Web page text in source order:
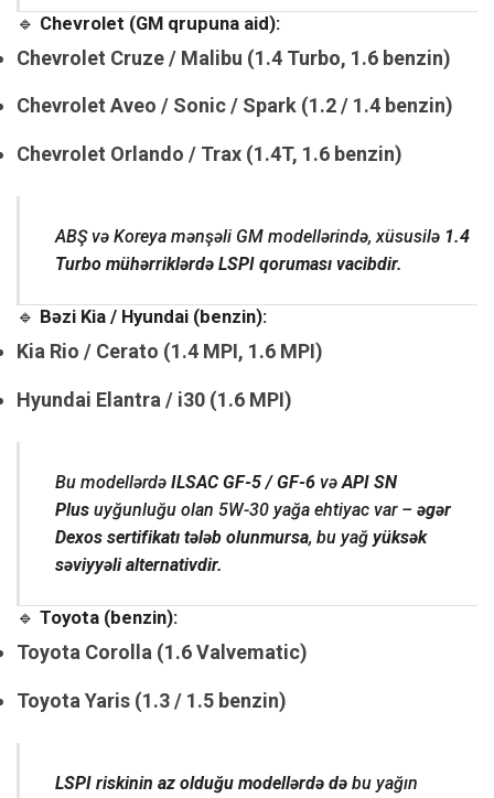
🔹 Chevrolet (GM qrupuna aid):
Chevrolet Cruze / Malibu (1.4 Turbo, 1.6 benzin)
Chevrolet Aveo / Sonic / Spark (1.2 / 1.4 benzin)
Chevrolet Orlando / Trax (1.4T, 1.6 benzin)
ABŞ və Koreya mənşəli GM modellərində, xüsusilə 1.4
Turbo mühərriklərdə LSPI qoruması vacibdir.
🔹 Bəzi Kia / Hyundai (benzin):
Kia Rio / Cerato (1.4 MPI, 1.6 MPI)
Hyundai Elantra / i30 (1.6 MPI)
Bu modellərdəILSAC GF-5 / GF-6 vəAPI SN
Plus uyğunluğu olan 5W-30 yağa ehtiyac var –əgər
Dexos sertifikatı tələb olunmursa, bu yağyüksək
səviyyəli alternativdir.
🔹 Toyota (benzin):
Toyota Corolla (1.6 Valvematic)
Toyota Yaris (1.3 / 1.5 benzin)
LSPI riskinin az olduğu modellərdə də bu yağın